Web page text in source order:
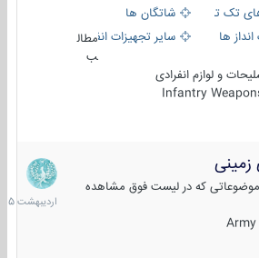
تیر اندازیشاتگان ها
ها
سایر تجهیزات انفرادی
مطال
ب
و لوازم انفرادی
Infantry
که در لیست فوق مشاهده
27
1405